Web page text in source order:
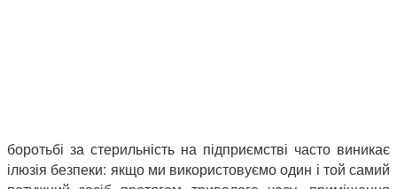
боротьбі за стерильність на підприємстві часто виникає
ілюзія безпеки: якщо ми використовуємо один і той самий